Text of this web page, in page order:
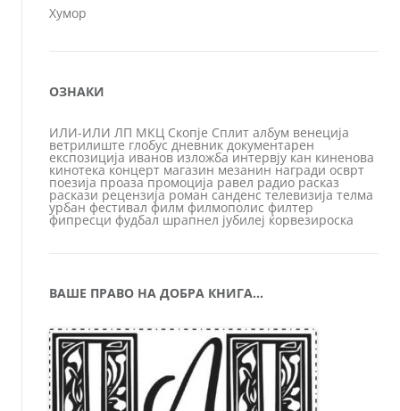
Хумор
ОЗНАКИ
ИЛИ-ИЛИ ЛП МКЦ Скопје Сплит албум венеција
ветрилиште глобус дневник документарен
експозиција иванов изложба интервју кан киненова
кинотека концерт магазин мезанин награди осврт
поезија проаза промоција равел радио расказ
раскази рецензија роман санденс телевизија телма
урбан фестивал филм филмополис филтер
фипресци фудбал шрапнел јубилеј ќорвезироска
ВАШЕ ПРАВО НА ДОБРА КНИГА…